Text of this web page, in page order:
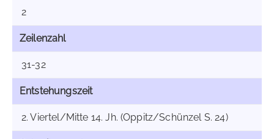
2
Zeilenzahl
31-32
Entstehungszeit
2. Viertel/Mitte 14. Jh. (Oppitz/Schünzel S. 24)